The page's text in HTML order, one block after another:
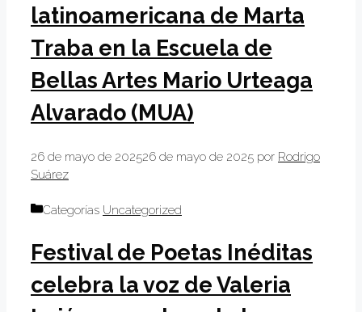
latinoamericana de Marta
Traba en la Escuela de
Bellas Artes Mario Urteaga
Alvarado (MUA)
26 de mayo de 202526 de mayo de 2025 por Rodrigo
Suárez
Categorías Uncategorized
Festival de Poetas Inéditas
celebra la voz de Valeria